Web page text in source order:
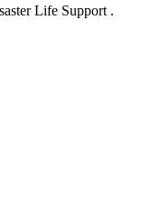
Life Support .